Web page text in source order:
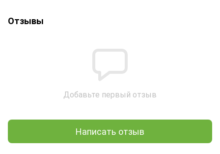
Отзывы
Добавьте первый отзыв
Написать отзыв